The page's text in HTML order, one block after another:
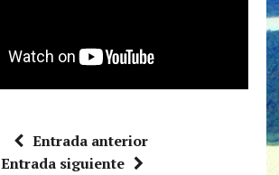
Entrada anterior
Entrada siguiente